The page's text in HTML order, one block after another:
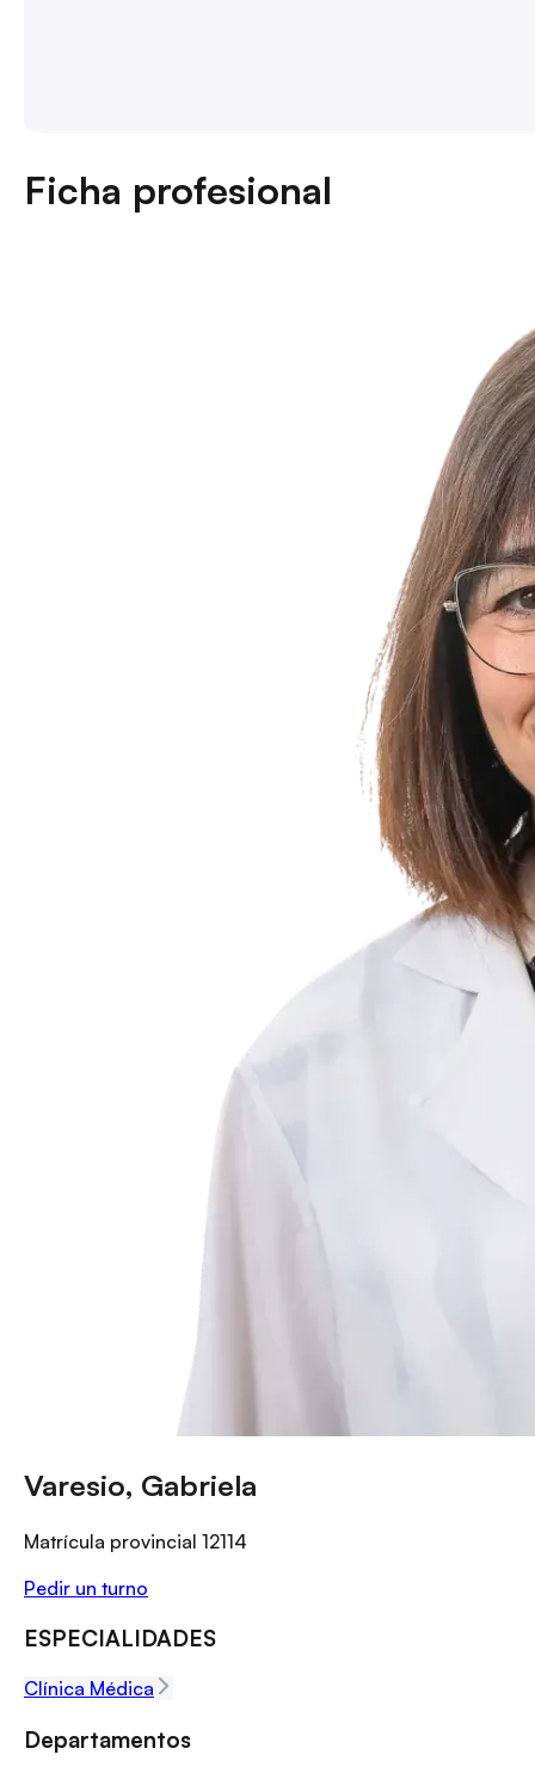
Ficha profesional
Varesio, Gabriela
Matrícula provincial 12114
Pedir un turno
ESPECIALIDADES
Clínica Médica
Departamentos